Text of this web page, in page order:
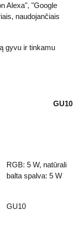
Alexa", "Google
naudojančiais
gyvu ir tinkamu
GU10
RGB: 5 W, natūrali
balta spalva: 5 W
GU10